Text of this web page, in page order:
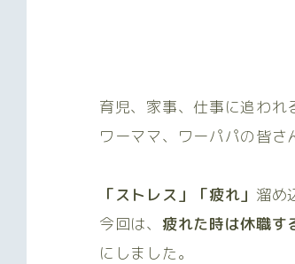
育児、家事、仕事に追われ
ワーママ、ワーパパの皆さ
「ストレス」「疲れ」 溜め
今回は、 疲れた時は休職す
にしました。